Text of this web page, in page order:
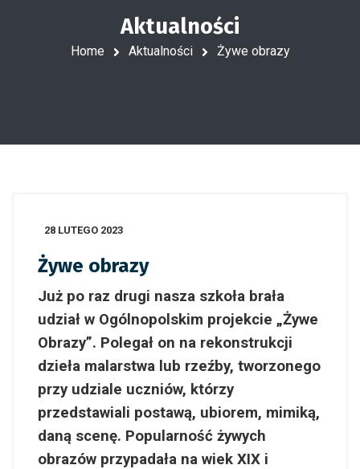
Aktualności
Home Aktualności Żywe obrazy
28 LUTEGO 2023
Żywe obrazy
Już po raz drugi nasza szkoła brała
udział w Ogólnopolskim projekcie „Żywe
Obrazy”. Polegał on na rekonstrukcji
dzieła malarstwa lub rzeźby, tworzonego
przy udziale uczniów, którzy
przedstawiali postawą, ubiorem, mimiką,
daną scenę. Popularność żywych
obrazów przypadała na wiek XIX i